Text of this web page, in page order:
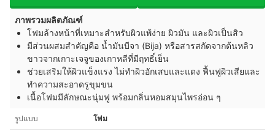
ภาพรวมผลิตภัณฑ์
โฟมล้างหน้าที่เหมาะสำหรับผิวแพ้ง่าย ผิวมัน และผิวเป็นสิว
มีส่วนผสมสำคัญคือ น้ำมันบีจา (Bija) หรือสารสกัดจากต้นหลิว
ขาวจากเกาะเจจูของเกาหลีที่มีฤทธิ์เย็น
ช่วยเสริมให้ผิวแข็งแรง ไม่ทำผิวอักเสบและแดง ฟื้นฟูผิวเสียและ
ทำความสะอาดรูขุมขน
เนื้อโฟมมีลักษณะนุ่มฟู พร้อมกลิ่นหอมสมุนไพรอ่อน ๆ
รูปแบบ โฟม